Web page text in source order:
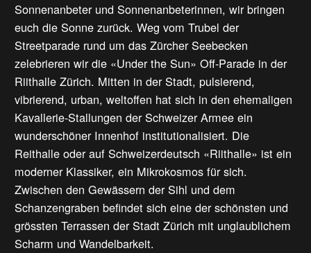
Sonnenanbeter und Sonnenanbeterinnen, wir bringen
euch die Sonne zurück. Weg vom Trubel der
Streetparade rund um das Zürcher Seebecken
zelebrieren wir die «Under the Sun» Off-Parade in der
Riithalle Zürich. Mitten in der Stadt, pulsierend,
vibrierend, urban, weltoffen hat sich in den ehemaligen
Kavallerie-Stallungen der Schweizer Armee ein
wunderschöner Innenhof institutionalisiert. Die
Reithalle oder auf Schweizerdeutsch «Riithalle» ist ein
moderner Klassiker, ein Mikrokosmos für sich.
Zwischen den Gewässern der Sihl und dem
Schanzengraben befindet sich eine der schönsten und
grössten Terrassen der Stadt Zürich mit unglaublichem
Scharm und Wandelbarkeit.